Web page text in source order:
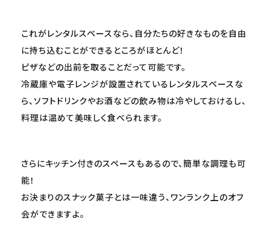
これがレンタルスペースなら、自分たちの好きなものを自由
に持ち込むことができるところがほとんど！
ピザなどの出前を取ることだって可能です。
冷蔵庫や電子レンジが設置されているレンタルスペースな
ら、ソフトドリンクやお酒などの飲み物は冷やしておけるし、
料理は温めて美味しく食べられます。
さらにキッチン付きのスペースもあるので、簡単な調理も可
能！
お決まりのスナック菓子とは一味違う、ワンランク上のオフ
会ができますよ。